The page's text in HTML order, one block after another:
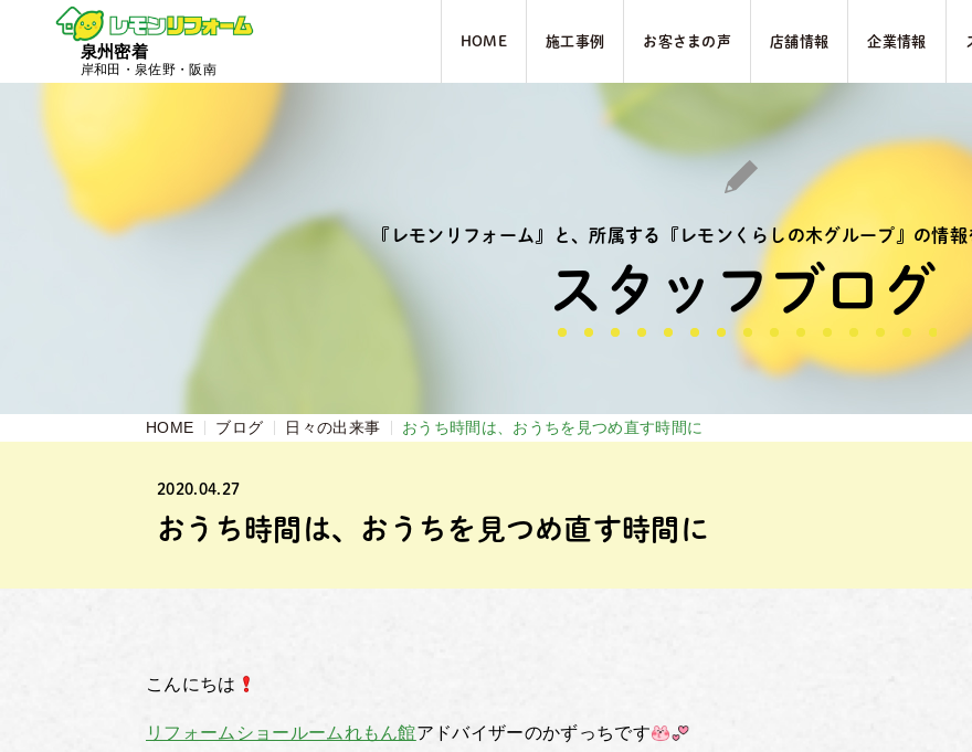
泉州密着
岸和田・泉佐野・阪南
HOME 施⼯事例 お客さまの声 店舗情報 企業情報
『レモンリフォーム』と、所属する『レモンくらしの木グループ』の情報
スタッフブログ
HOME ブログ 日々の出来事 おうち時間は、おうちを見つめ直す時間に
2020.04.27
おうち時間は、おうちを見つめ直す時間に
こんにちは
リフォームショールームれもん館アドバイザーのかずっちです